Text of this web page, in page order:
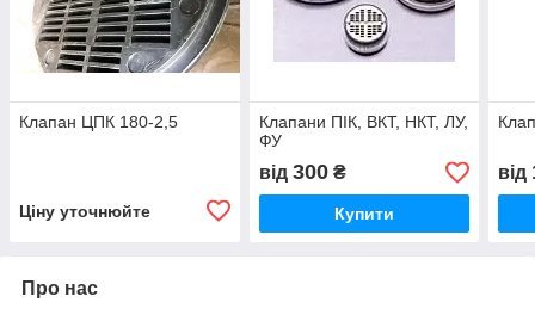
Клапан ЦПК 180-2,5
Ціну уточнюйте
Клапани ПІК, ВКТ, НКТ, ЛУ,
ФУ
від 300₴
Купити
від
Про нас